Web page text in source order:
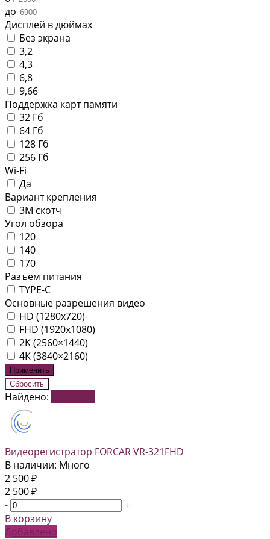
до
Дисплей в дюймах
Без экрана
3,2
4,3
6,8
9,66
Поддержка карт памяти
32 Гб
64 Гб
128 Гб
256 Гб
Wi-Fi
Да
Вариант крепления
3М скотч
Угол обзора
120
140
170
Разъем питания
TYPE-C
Основные разрешения видео
HD (1280x720)
FHD (1920x1080)
2K (2560×1440)
4K (3840×2160)
Найдено:
Видеорегистратор FORCAR VR-321FHD
В наличии: Много
2 500 ₽
2 500 ₽
-
+
В корзину
Добавлено